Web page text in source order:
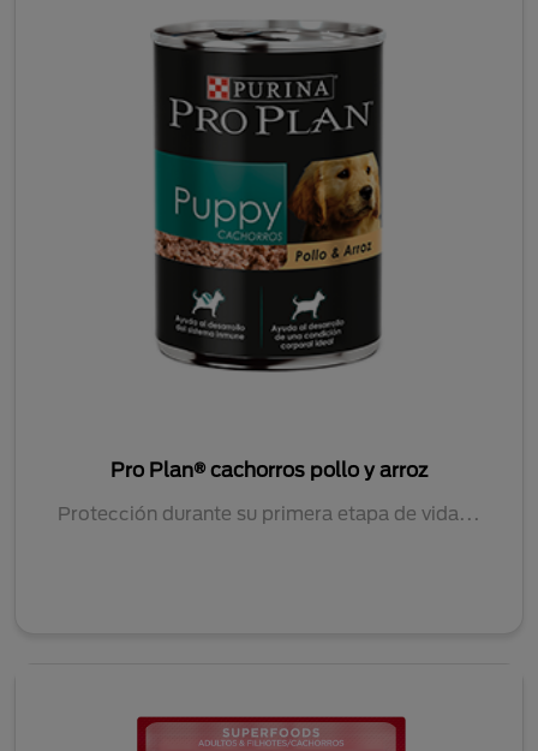
Pro Plan® cachorros pollo y arroz
Protección durante su primera etapa de vida...